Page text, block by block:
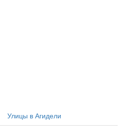
Улицы в Агидели